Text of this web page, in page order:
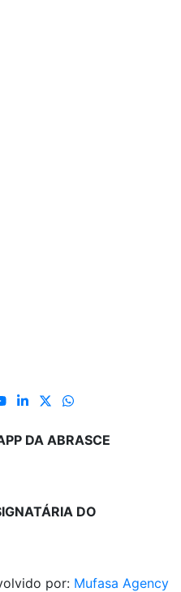
DA ABRASCE
DO
por: Mufasa Agency